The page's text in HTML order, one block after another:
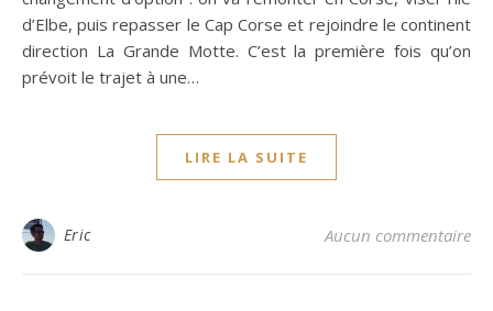
d’Elbe, puis repasser le Cap Corse et rejoindre le continent
direction La Grande Motte. C’est la première fois qu’on
prévoit le trajet à une…
LIRE LA SUITE
Eric Aucun commentaire